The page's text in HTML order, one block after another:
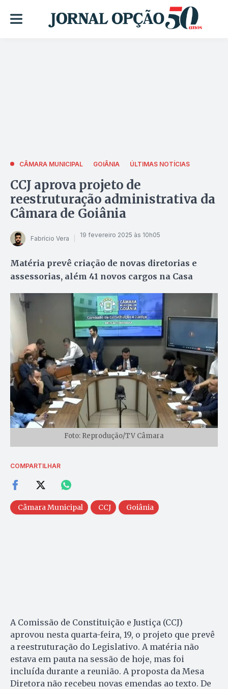
CÂMARA MUNICIPAL GOIÂNIA ÚLTIMAS NOTÍCIAS
CCJ aprova projeto de
reestruturação administrativa da
Câmara de Goiânia
Fabrício Vera 19 fevereiro 2025 às 10h05
Matéria prevê criação de novas diretorias e
assessorias, além 41 novos cargos na Casa
Foto: Reprodução/TV Câmara
COMPARTILHAR
Câmara Municipal CCJ Goiânia
A Comissão de Constituição e Justiça (CCJ)
aprovou nesta quarta-feira, 19, o projeto que prevê
a reestruturação do Legislativo. A matéria não
estava em pauta na sessão de hoje, mas foi
incluída durante a reunião. A proposta da Mesa
Diretora não recebeu novas emendas ao texto. De